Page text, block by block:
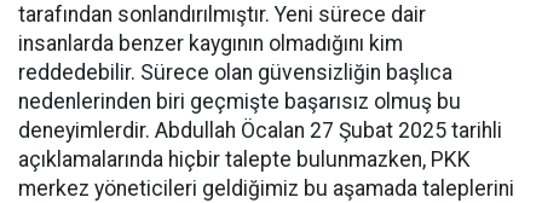
tarafından sonlandırılmıştır. Yeni sürece dair
insanlarda benzer kaygının olmadığını kim
reddedebilir. Sürece olan güvensizliğin başlıca
nedenlerinden biri geçmişte başarısız olmuş bu
deneyimlerdir. Abdullah Öcalan 27 Şubat 2025 tarihli
açıklamalarında hiçbir talepte bulunmazken, PKK
merkez yöneticileri geldiğimiz bu aşamada taleplerini